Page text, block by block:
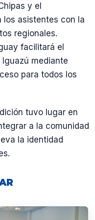
y el
los asistentes con la
regionales.
facilitará el
mediante
para todos los
tuvo lugar en
a la comunidad
la identidad